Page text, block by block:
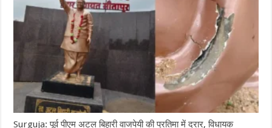
Surguja: पूर्व पीएम अटल बिहारी वाजपेयी की प्रतिमा में दरार, विधायक